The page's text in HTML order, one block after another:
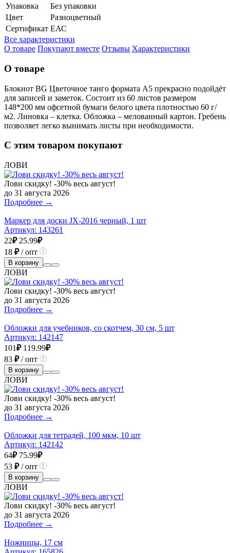
Упаковка
Без упаковки
Цвет
Разноцветный
Сертификат ЕАС
Все характеристики
О товаре Покупают вместе Отзывы Характеристики
О товаре
Блокнот BG Цветочное танго формата А5 прекрасно подойдёт
для записей и заметок. Состоит из 60 листов размером
148*200 мм офсетной бумаги белого цвета плотностью 60 г/
м2. Линовка – клетка. Обложка – мелованный картон. Гребень
позволяет легко вынимать листы при необходимости.
С этим товаром покупают
ЛОВИ
Лови скидку! -30% весь август!
до 31 августа 2026
Подробнее →
Маркер для доски JX-2016 черный, 1 шт
Артикул: 143261
22₽ 25.99₽
18 ₽/ опт
В корзину
ЛОВИ
Лови скидку! -30% весь август!
до 31 августа 2026
Подробнее →
Обложки для учебников, со скотчем, 30 см, 5 шт
Артикул: 142147
101₽ 119.99₽
83 ₽/ опт
В корзину
ЛОВИ
Лови скидку! -30% весь август!
до 31 августа 2026
Подробнее →
Обложки для тетрадей, 100 мкм, 10 шт
Артикул: 142142
64₽ 75.99₽
53 ₽/ опт
В корзину
ЛОВИ
Лови скидку! -30% весь август!
до 31 августа 2026
Подробнее →
Ножницы, 17 см